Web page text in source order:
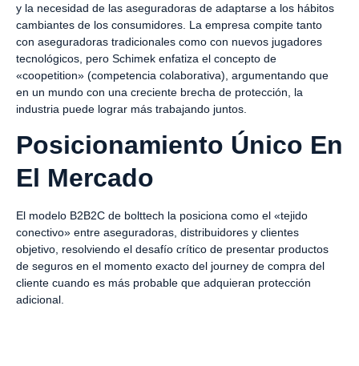
y la necesidad de las aseguradoras de adaptarse a los hábitos
cambiantes de los consumidores. La empresa compite tanto
con aseguradoras tradicionales como con nuevos jugadores
tecnológicos, pero Schimek enfatiza el concepto de
«coopetition» (competencia colaborativa), argumentando que
en un mundo con una creciente brecha de protección, la
industria puede lograr más trabajando juntos.
Posicionamiento Único En
El Mercado
El modelo B2B2C de bolttech la posiciona como el «tejido
conectivo» entre aseguradoras, distribuidores y clientes
objetivo, resolviendo el desafío crítico de presentar productos
de seguros en el momento exacto del journey de compra del
cliente cuando es más probable que adquieran protección
adicional.